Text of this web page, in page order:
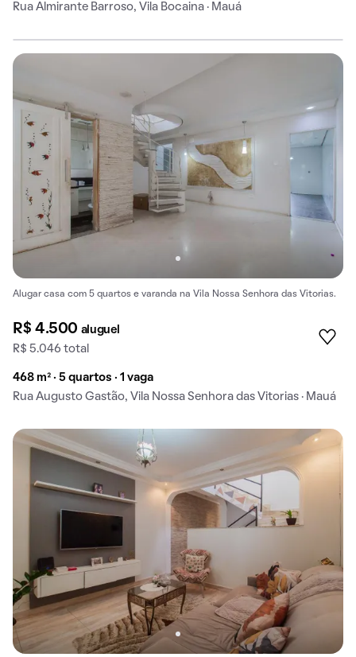
Rua Almirante Barroso, Vila Bocaina · Mauá
Alugar casa com 5 quartos e varanda na Vila Nossa Senhora das Vitorias.
R$ 4.500 aluguel
R$ 5.046 total
468 m² · 5 quartos · 1 vaga
Rua Augusto Gastão, Vila Nossa Senhora das Vitorias · Mauá